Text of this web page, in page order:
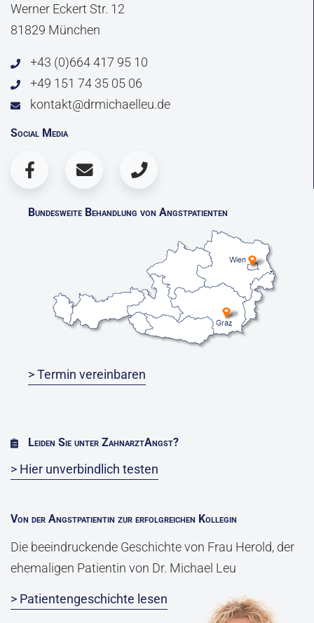
Werner Eckert Str. 12
81829 München
+43 (0)664 417 95 10
+49 151 74 35 05 06
kontakt@drmichaelleu.de
Social Media
Bundesweite Behandlung von Angstpatienten
> Termin vereinbaren
Leiden Sie unter ZahnarztAngst?
> Hier unverbindlich testen
Von der Angstpatientin zur erfolgreichen Kollegin
Die beeindruckende Geschichte von Frau Herold, der
ehemaligen Patientin von Dr. Michael Leu
> Patientengeschichte lesen